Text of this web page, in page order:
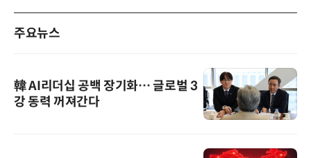
주요뉴스
韓 AI리더십 공백 장기화… 글로벌 3
강 동력 꺼져간다